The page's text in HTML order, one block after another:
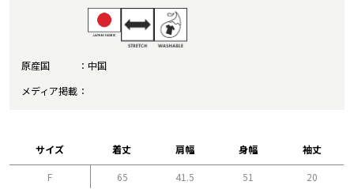
原産国
中国
メディア掲載
サイズ 着丈 肩幅 身幅 袖丈
F 65 41.5 51 20